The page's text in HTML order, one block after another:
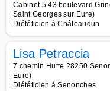
Cabinet 5 43 boulevard
Saint Georges sur Eure)
Diététicien à Châteaudun
Lisa Petraccia
7 chemin Hutte 28250
Eure)
Diététicien à Senonches